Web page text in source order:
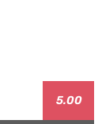
5.00